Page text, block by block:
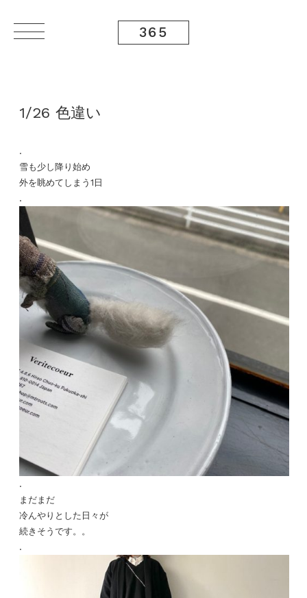
365
1/26 色違い
.
雪も少し降り始め
外を眺めてしまう1日
.
.
まだまだ
冷んやりとした日々が
続きそうです。。
.